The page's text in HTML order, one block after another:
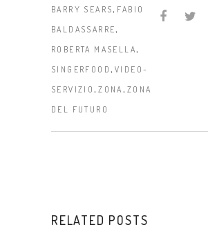
BARRY SEARS , FABIO
BALDASSARRE ,
ROBERTA MASELLA ,
SINGERFOOD , VIDEO-
SERVIZIO ,ZONA , ZONA
DEL FUTURO
RELATED POSTS